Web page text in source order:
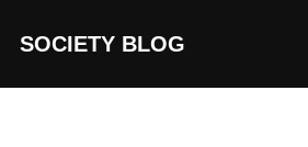
InhaltSOCIETY BLOG